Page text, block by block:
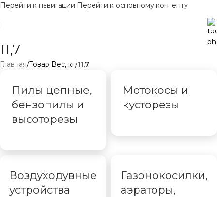
Перейти к навигации Перейти к основному контенту
11,7
Главная/Товар Вес, кг/11,7
Пилы цепные,
бензопилы и
высоторезы
Мотокосы и
кусторезы
Воздуходувные
устройства
Газонокосилки,
аэраторы,